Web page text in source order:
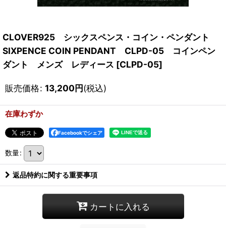
CLOVER925 シックスペンス・コイン・ペンダント
SIXPENCE COIN PENDANT CLPD-05 コインペン
ダント メンズ レディース [CLPD-05]
販売価格: 13,200円(税込)
在庫わずか
Facebookでシェア
数量:
返品特約に関する重要事項
カートに入れる